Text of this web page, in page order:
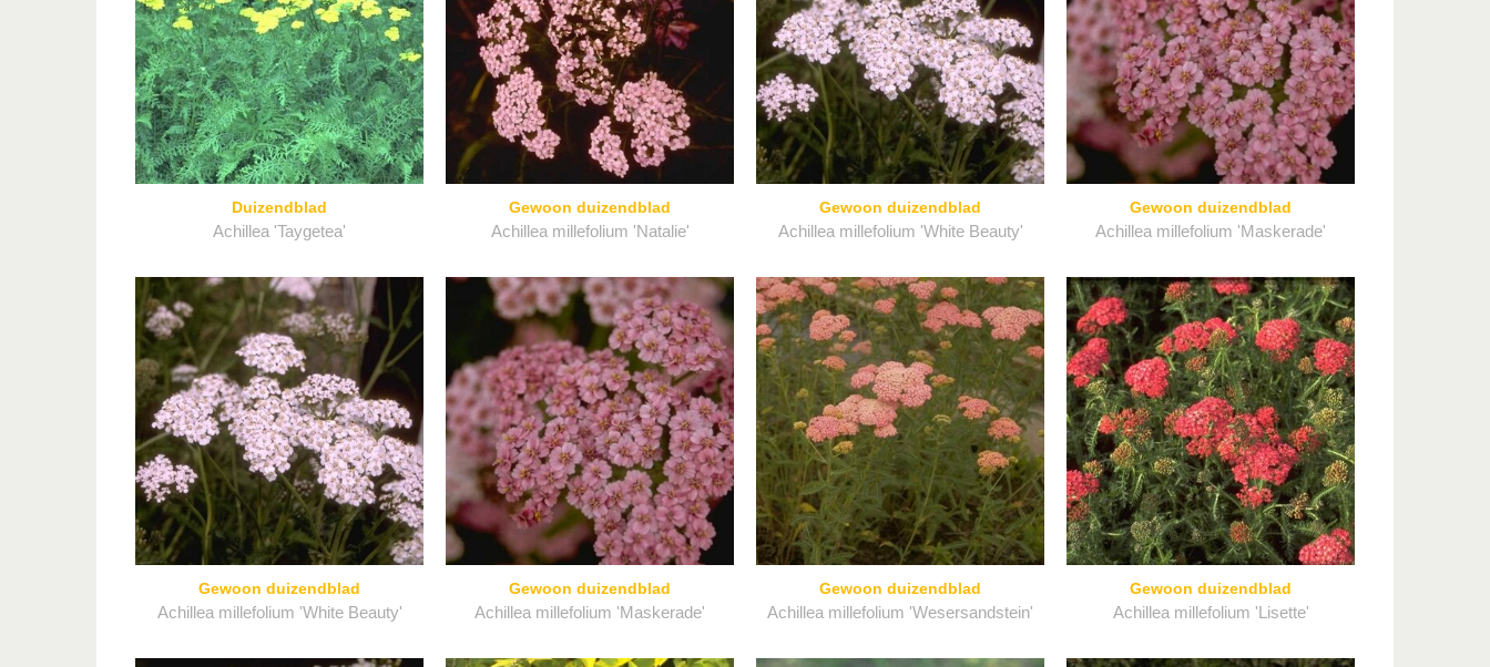
Duizendblad
Achillea 'Taygetea'
Gewoon duizendblad
Achillea millefolium 'Natalie'
Gewoon duizendblad
Achillea millefolium 'White Beauty'
Gewoon duizendblad
Achillea millefolium 'Maskerade'
Gewoon duizendblad
Achillea millefolium 'White Beauty'
Gewoon duizendblad
Achillea millefolium 'Maskerade'
Gewoon duizendblad
Achillea millefolium 'Wesersandstein'
Gewoon duizendblad
Achillea millefolium 'Lisette'